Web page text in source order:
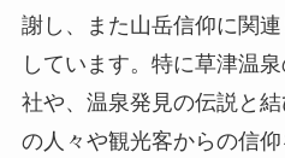
謝し、また山岳信仰に関
しています。特に草津温
社や、温泉発見の伝説と
の人々や観光客からの信